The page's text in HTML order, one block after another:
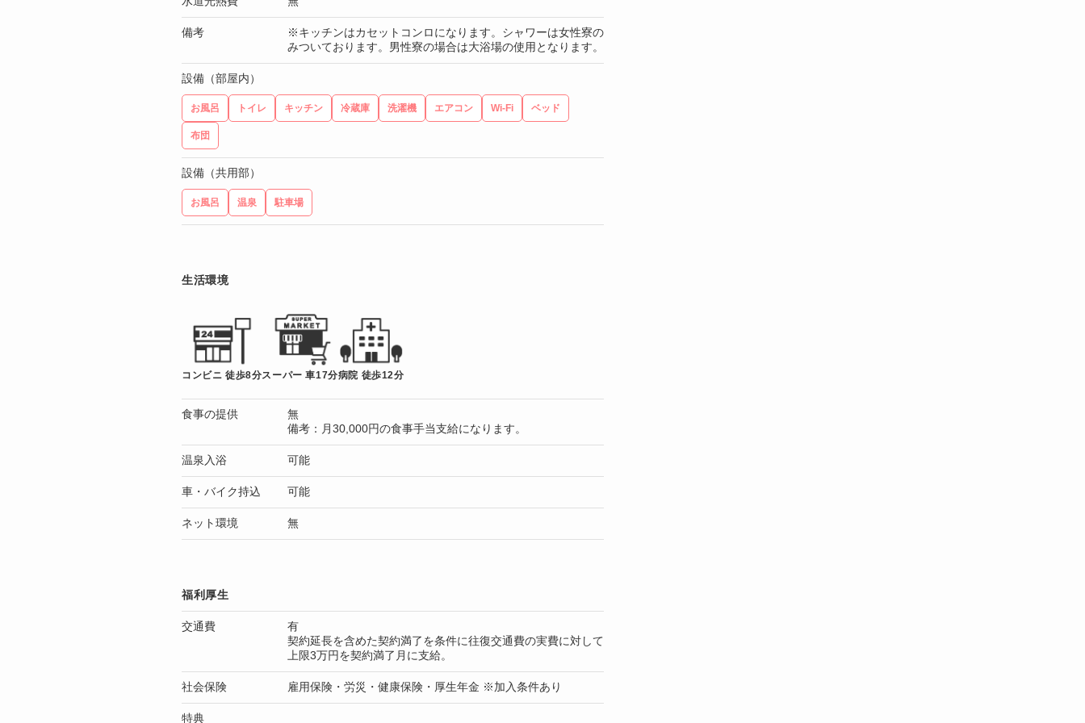
備考
※キッチンはカセットコンロになります。シャワーは女性寮の
みついております。男性寮の場合は大浴場の使用となります。
設備（部屋内）
お風呂 トイレ キッチン 冷蔵庫 洗濯機 エアコン Wi-Fi ベッド
布団
設備（共用部）
お風呂 温泉 駐車場
生活環境
コンビニ 徒歩8分スーパー 車17分病院 徒歩12分
食事の提供
無
備考：月30,000円の食事手当支給になります。
温泉入浴 可能
車・バイク持込 可能
ネット環境 無
福利厚生
交通費
有
契約延長を含めた契約満了を条件に往復交通費の実費に対して
上限3万円を契約満了月に支給。
社会保険 雇用保険・労災・健康保険・厚生年金 ※加入条件あり
特典